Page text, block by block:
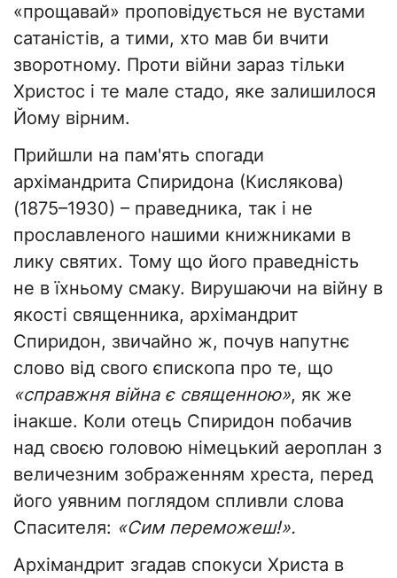
«прощавай» проповідується не вустами
сатаністів, а тими, хто мав би вчити
зворотному. Проти війни зараз тільки
Христос і те мале стадо, яке залишилося
Йому вірним.
Прийшли на пам'ять спогади
архімандрита Спиридона (Кислякова)
(1875–1930) – праведника, так і не
прославленого нашими книжниками в
лику святих. Тому що його праведність
не в їхньому смаку. Вирушаючи на війну в
якості священника, архімандрит
Спиридон, звичайно ж, почув напутнє
слово від свого єпископа про те, що
«справжня війна є священною», як же
інакше. Коли отець Спиридон побачив
над своєю головою німецький аероплан з
величезним зображенням хреста, перед
його уявним поглядом спливли слова
Спасителя: «Сим переможеш!».
Архімандрит згадав спокуси Христа в